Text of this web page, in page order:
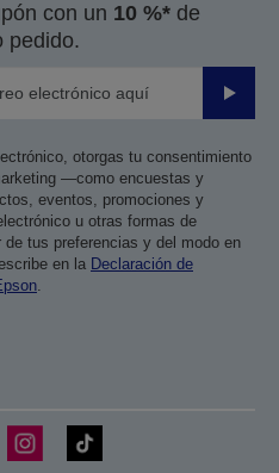
con un 10 %* de
pedido.
Enviar
otorgas tu consentimiento
—como encuestas y
eventos, promociones y
u otras formas de
tus preferencias y del modo en
en la Declaración de
.